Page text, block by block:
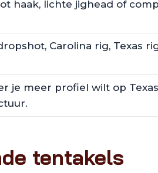
haak, lichte jighead of
Carolina rig, Texas
je meer profiel wilt op
tentakels